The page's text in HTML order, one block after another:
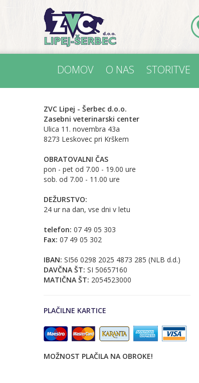
DOMOV O NAS STORITVE
ZVC Lipej - Šerbec d.o.o.
Zasebni veterinarski center
Ulica 11. novembra 43a
8273 Leskovec pri Krškem
OBRATOVALNI ČAS
pon - pet od 7.00 - 19.00 ure
sob. od 7.00 - 11.00 ure
DEŽURSTVO:
24 ur na dan, vse dni v letu
telefon: 07 49 05 303
Fax: 07 49 05 302
IBAN: SI56 0298 2025 4873 285 (NLB d.d.)
DAVČNA ŠT: SI 50657160
MATIČNA ŠT: 2054523000
PLAČILNE KARTICE
MOŽNOST PLAČILA NA OBROKE!